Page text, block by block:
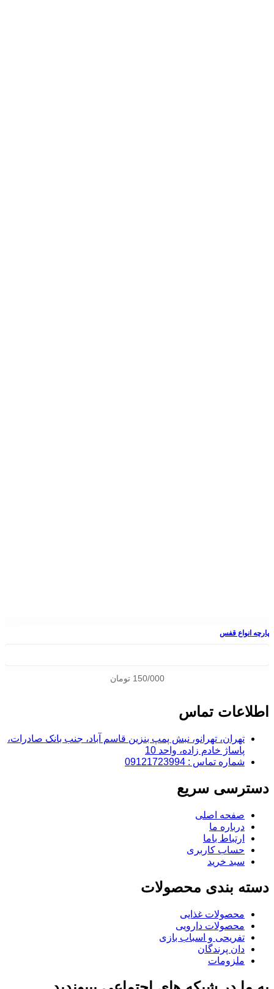
پارچه انواع قفس
150/000 تومان
اطلاعات تماس
تهران، تهرانو، نبش پمپ بنزین قاسم آباد، جنب بانک صادرات،
پاساژ خادم زاده، واحد 10
شماره تماس : 09121723994
دسترسی سریع
صفحه اصلی
درباره ما
ارتباط باما
حساب کاربری
سبد خرید
دسته بندی محصولات
محصولات غذایی
محصولات دارویی
تفریحی و اسباب بازی
دان پرندگان
ملزومات